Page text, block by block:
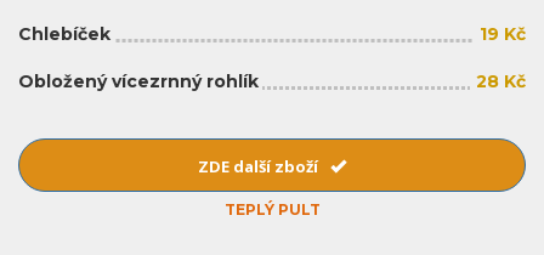
Chlebíček 19 Kč
Obložený vícezrnný rohlík 28 Kč
ZDE další zboží
TEPLÝ PULT